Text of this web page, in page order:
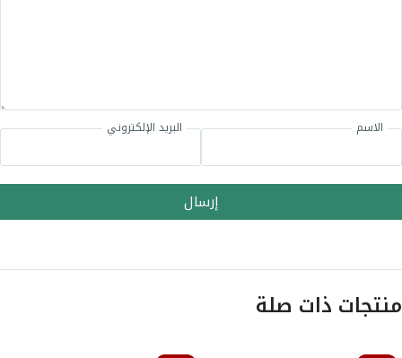
الاسم البريد الإلكتروني
إرسال
منتجات ذات صلة